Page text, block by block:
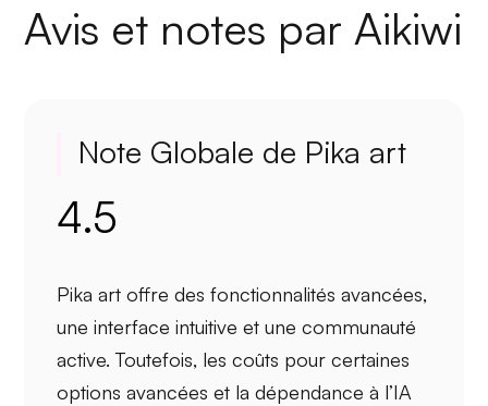
Avis et notes par Aikiwi
Note Globale de Pika art
4.5
Pika art offredes fonctionnalités avancées,
uneinterface intuitive et une communauté
active. Toutefois, les coûts pour certaines
options avancées et la dépendance à l’IA